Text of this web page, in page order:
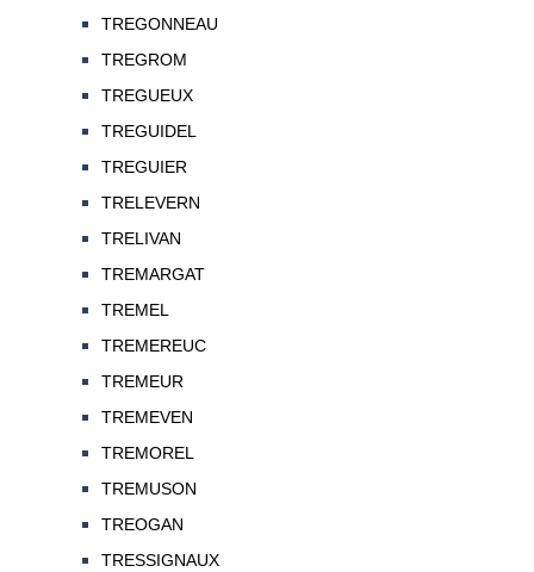
TREGONNEAU
TREGROM
TREGUEUX
TREGUIDEL
TREGUIER
TRELEVERN
TRELIVAN
TREMARGAT
TREMEL
TREMEREUC
TREMEUR
TREMEVEN
TREMOREL
TREMUSON
TREOGAN
TRESSIGNAUX